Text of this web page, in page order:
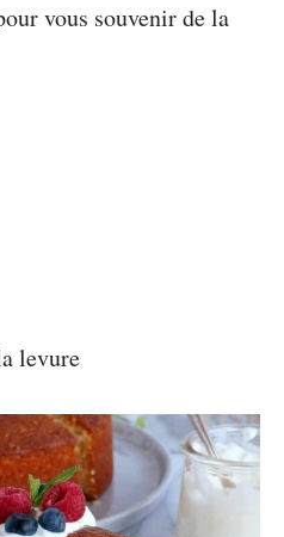
vous souvenir de la
levure